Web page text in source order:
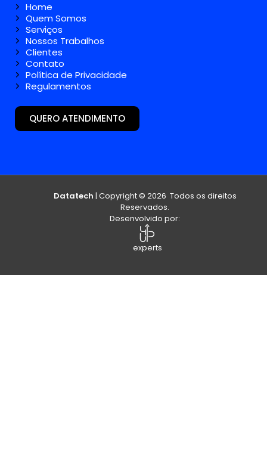
Home
Quem Somos
Serviços
Nossos Trabalhos
Clientes
Contato
Política de Privacidade
Regulamentos
QUERO ATENDIMENTO
Datatech | Copyright © 2026 Todos os direitos
Reservados.
Desenvolvido por:
experts